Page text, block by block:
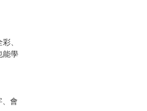
、
能學
、會